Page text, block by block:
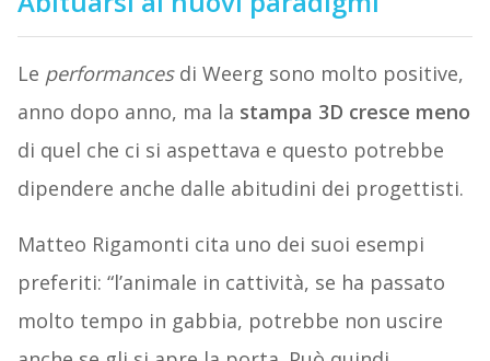
Le performancesdi Weerg sono molto positive,
anno dopo anno, ma la stampa 3D cresce meno
di quel che ci si aspettava e questo potrebbe
dipendere anche dalle abitudini dei progettisti.
Matteo Rigamonti cita uno dei suoi esempi
preferiti: “l’animale in cattività, se ha passato
molto tempo in gabbia, potrebbe non uscire